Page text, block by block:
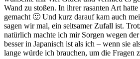
Wand zu stoßen. In ihrer rasanten Art
gemacht 🙂 Und kurz darauf kam auch
sagen wir mal, ein seltsamer Zufall ist.
natürlich machte ich mir Sorgen wegen
besser in Japanisch ist als ich – wenn sie
lange würde ich brauchen, um die Fragen